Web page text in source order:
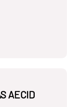
AECID